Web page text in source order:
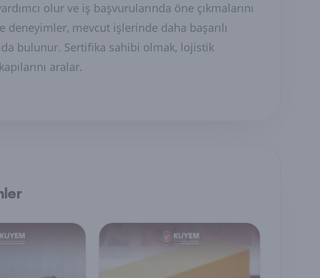
olur ve iş başvurularında öne çıkmalarını
mevcut işlerinde daha başarılı
bulunur. Sertifika sahibi olmak, lojistik
aralar.